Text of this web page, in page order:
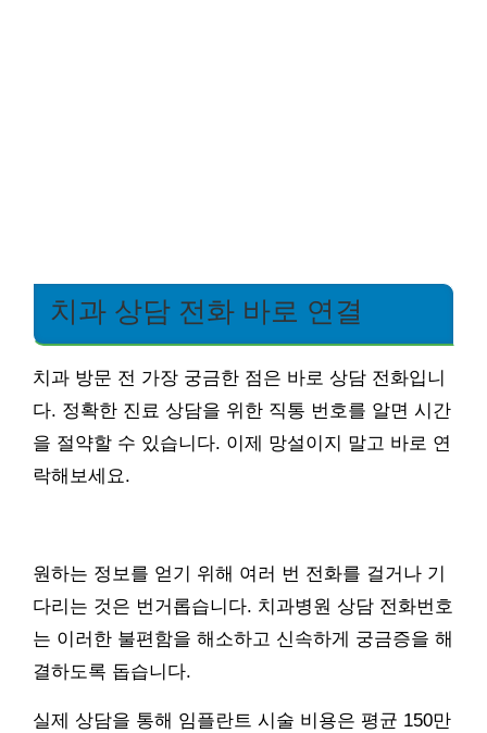
치과 상담 전화 바로 연결
치과 방문 전 가장 궁금한 점은 바로 상담 전화입니
다. 정확한 진료 상담을 위한 직통 번호를 알면 시간
을 절약할 수 있습니다. 이제 망설이지 말고 바로 연
락해보세요.
원하는 정보를 얻기 위해 여러 번 전화를 걸거나 기
다리는 것은 번거롭습니다. 치과병원 상담 전화번호
는 이러한 불편함을 해소하고 신속하게 궁금증을 해
결하도록 돕습니다.
실제 상담을 통해 임플란트 시술 비용은 평균 150만